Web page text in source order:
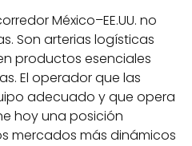
México–EE.UU. no
Son arterias logísticas
productos esenciales
El operador que las
adecuado y que opera
hoy una posición
mercados más dinámicos